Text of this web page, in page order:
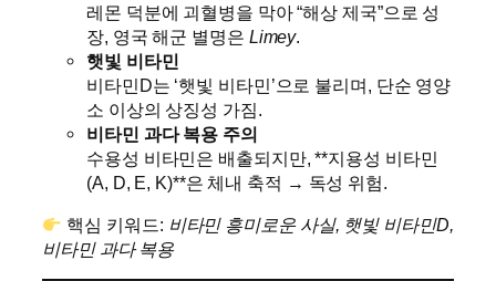
레몬 덕분에 괴혈병을 막아 “해상 제국”으로 성
장, 영국 해군 별명은 Limey.
햇빛 비타민
비타민D는 ‘햇빛 비타민’으로 불리며, 단순 영양
소 이상의 상징성 가짐.
비타민 과다 복용 주의
수용성 비타민은 배출되지만, **지용성 비타민
(A, D, E, K)**은 체내 축적 → 독성 위험.
핵심 키워드: 비타민 흥미로운 사실, 햇빛 비타민D,
비타민 과다 복용